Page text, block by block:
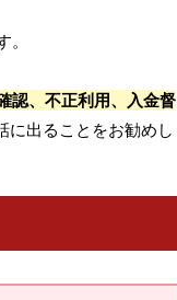
認、不正利用、入金督
に出ることをお勧めし